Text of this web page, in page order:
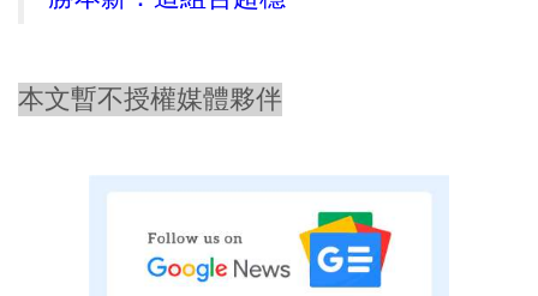
本文暫不授權媒體夥伴